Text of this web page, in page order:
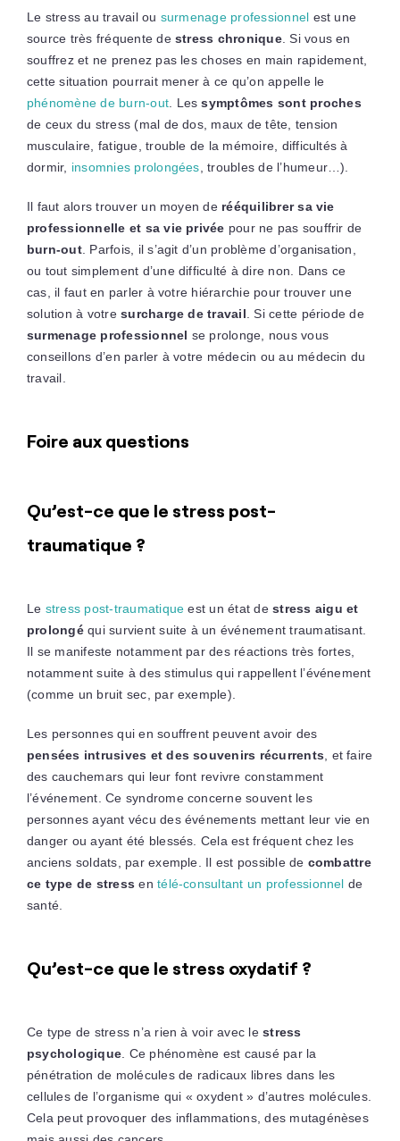
Le stress au travail ou surmenage professionnel est une
source très fréquente de stress chronique. Si vous en
souffrez et ne prenez pas les choses en main rapidement,
cette situation pourrait mener à ce qu’on appelle le
phénomène de burn-out . Lessymptômes sont proches
de ceux du stress (mal de dos, maux de tête, tension
musculaire, fatigue, trouble de la mémoire, difficultés à
dormir, insomnies prolongées , troubles de l’humeur…).
Il faut alors trouver un moyen derééquilibrer sa vie
professionnelle et sa vie privée pour ne pas souffrir de
burn-out. Parfois, il s’agit d’un problème d’organisation,
ou tout simplement d’une difficulté à dire non. Dans ce
cas, il faut en parler à votre hiérarchie pour trouver une
solution à votresurcharge de travail . Si cette période de
surmenage professionnel se prolonge, nous vous
conseillons d’en parler à votre médecin ou au médecin du
travail.
Foire aux questions
Qu’est-ce que le stress post-
traumatique ?
Le stress post-traumatique est un état destress aigu et
prolongéqui survient suite à un événement traumatisant.
Il se manifeste notamment par des réactions très fortes,
notamment suite à des stimulus qui rappellent l’événement
(comme un bruit sec, par exemple).
Les personnes qui en souffrent peuvent avoir des
pensées intrusives et des souvenirs récurrents , et faire
des cauchemars qui leur font revivre constamment
l’événement. Ce syndrome concerne souvent les
personnes ayant vécu des événements mettant leur vie en
danger ou ayant été blessés. Cela est fréquent chez les
anciens soldats, par exemple. Il est possible de combattre
ce type de stress entélé-consultant un professionnel de
santé.
Qu’est-ce que le stress oxydatif ?
Ce type de stress n’a rien à voir avec lestress
psychologique . Ce phénomène est causé par la
pénétration de molécules de radicaux libres dans les
cellules de l’organisme qui « oxydent » d’autres molécules.
Cela peut provoquer des inflammations, des mutagénèses